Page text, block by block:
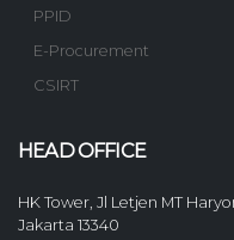
PPID
E-Procurement
CSIRT
HEAD OFFICE
HK Tower, Jl Letjen MT
Jakarta 13340